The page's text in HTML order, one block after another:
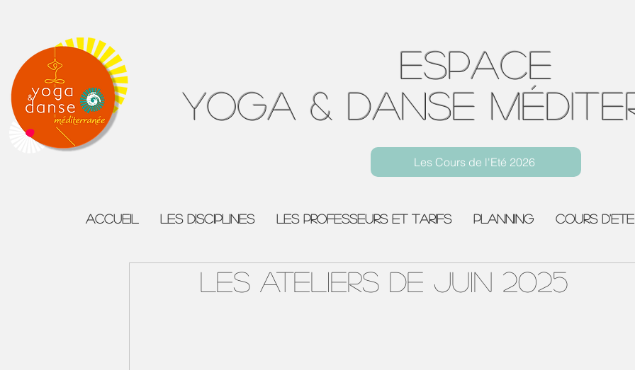
Espace
Yoga & Danse
Yoga Toulon Centre Ville
Les Cours de l'Eté 2026
ACCUEIL Les Disciplines Les Professeurs et Tarifs Planning COURS D'ETE
LES ATELIERS DE JUIN 2025